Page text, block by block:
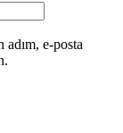
adım, e-posta